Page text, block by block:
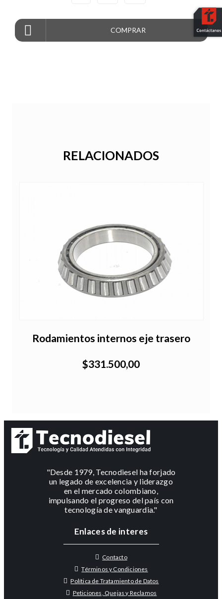
COMPRAR
RELACIONADOS
Rodamientos internos eje trasero
$331.500,00
"Desde 1979, Tecnodiesel ha forjado
un legado de excelencia y liderazgo
en el mercado colombiano,
impulsando el progreso del país con
tecnología de vanguardia."
Enlaces de interes
Contacto
Términos y Condiciones
Política de Tratamiento de Datos
Peticiones, Quejas y Reclamos